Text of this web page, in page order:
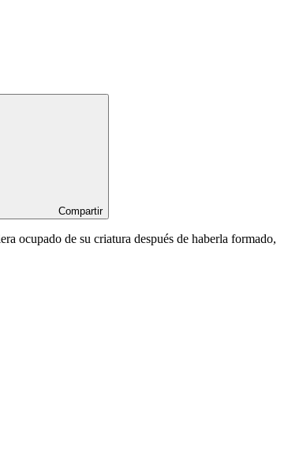
Compartir
ocupado de su criatura después de haberla formado,